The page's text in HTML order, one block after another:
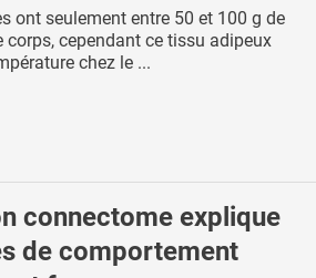
ont seulement entre 50 et 100 g de
corps, cependant ce tissu adipeux
chez le ...
connectome explique
de comportement